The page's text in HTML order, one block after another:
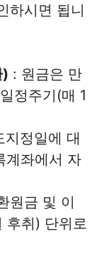
하시면 됩니
) : 원금은 만
정주기(매 1
정일에 대
계좌에서 자
원금 및 이
후취) 단위로